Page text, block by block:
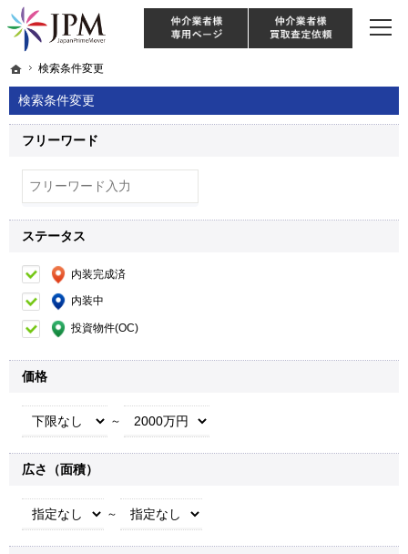
ホーム
検索条件変更
検索条件変更
東京・神奈川・埼玉・千葉のリノベーション住宅や中古マンションを手がける会
【物件買取強化中！】リノベーション住宅・不動産・中古マンションならJPM
フリーワード
ステータス
内装完成済
内装中
投資物件(OC)
価格
～
広さ（面積）
～
ホーム
検索条件変更